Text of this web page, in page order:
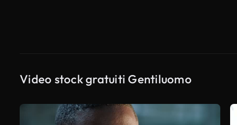
Video stock gratuiti Gentiluomo